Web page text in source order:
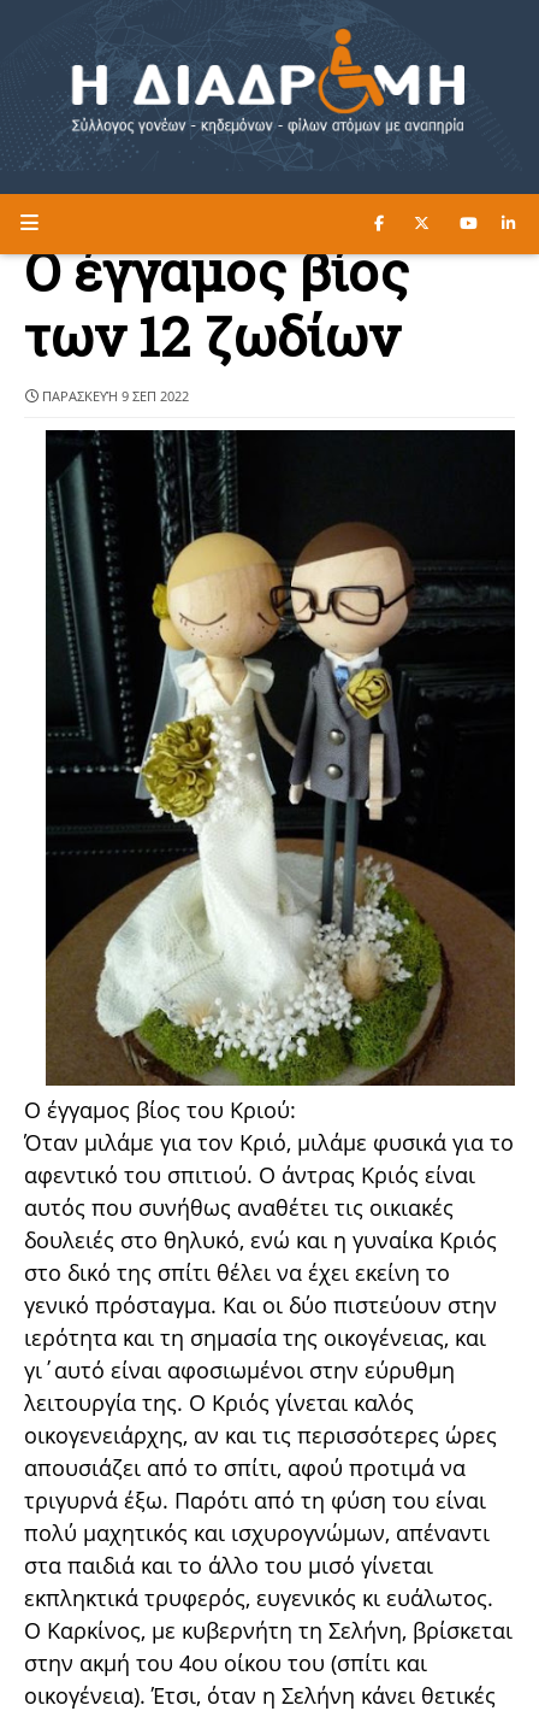
Η ΔΙΑΔΡΟΜΗ ΔΙΑΒΑΣΤΕ ΕΔΩ ►
Ο έγγαμος βίος
των 12 ζωδίων
ΠΑΡΑΣΚΕΥΉ 9 ΣΕΠ 2022
Ο έγγαμος βίος του Κριού:
Όταν μιλάμε για τον Κριό, μιλάμε φυσικά για το
αφεντικό του σπιτιού. Ο άντρας Κριός είναι
αυτός που συνήθως αναθέτει τις οικιακές
δουλειές στο θηλυκό, ενώ και η γυναίκα Κριός
στο δικό της σπίτι θέλει να έχει εκείνη το
γενικό πρόσταγμα. Και οι δύο πιστεύουν στην
ιερότητα και τη σημασία της οικογένειας, και
γι΄αυτό είναι αφοσιωμένοι στην εύρυθμη
λειτουργία της. Ο Κριός γίνεται καλός
οικογενειάρχης, αν και τις περισσότερες ώρες
απουσιάζει από το σπίτι, αφού προτιμά να
τριγυρνά έξω. Παρότι από τη φύση του είναι
πολύ μαχητικός και ισχυρογνώμων, απέναντι
στα παιδιά και το άλλο του μισό γίνεται
εκπληκτικά τρυφερός, ευγενικός κι ευάλωτος.
Ο Καρκίνος, με κυβερνήτη τη Σελήνη, βρίσκεται
στην ακμή του 4ου οίκου του (σπίτι και
οικογένεια). Έτσι, όταν η Σελήνη κάνει θετικές